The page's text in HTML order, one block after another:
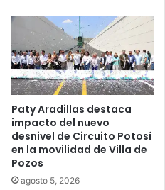
Paty Aradillas destaca
impacto del nuevo
desnivel de Circuito Potosí
en la movilidad de Villa de
Pozos
agosto 5, 2026